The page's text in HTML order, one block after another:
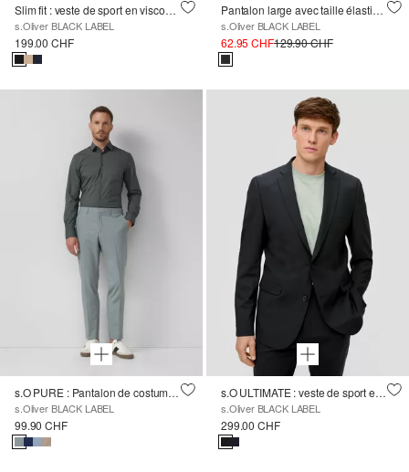
Slim fit : veste de sport en viscose mélangée
s.Oliver BLACK LABEL
199.00 CHF
Pantalon large avec taille élastique en tissu stretch chiné
s.Oliver BLACK LABEL
62.95 CHF129.90 CHF
s.O PURE : Pantalon de costume au tissage fin
s.Oliver BLACK LABEL
99.90 CHF
s.O ULTIMATE : veste de sport extensible
s.Oliver BLACK LABEL
299.00 CHF